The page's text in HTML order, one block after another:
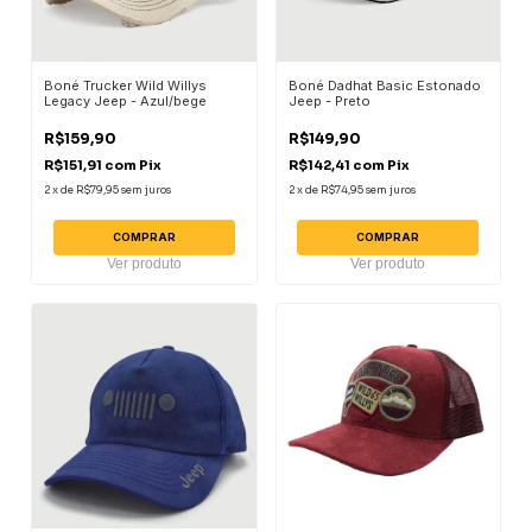
Boné Trucker Wild Willys
Legacy Jeep - Azul/bege
R$159,90
R$151,91 com Pix
2xde R$79,95sem juros
COMPRAR
Ver produto
Boné Dadhat Basic Estonado
Jeep - Preto
R$149,90
R$142,41 com Pix
2 xde R$74,95 sem juros
COMPRAR
Ver produto